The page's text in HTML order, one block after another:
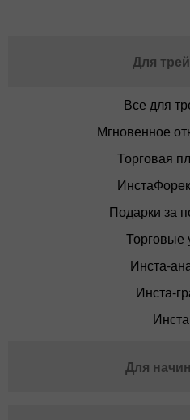
Для
Все для
Мгновенное
Торговая
Подарки за
Торговые
Инста-
Инста-
Для